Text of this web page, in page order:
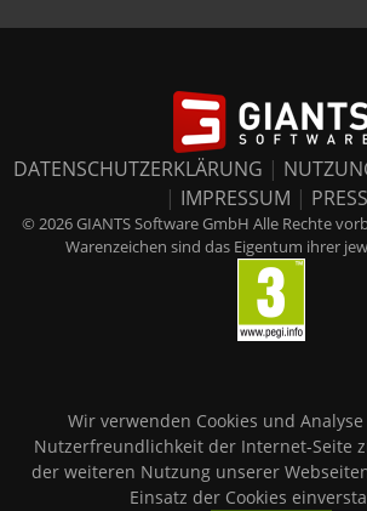
DATENSCHUTZERKLÄRUNG |
| IMPRESSUM |
© 2026 GIANTS Software GmbH Alle Rechte
Warenzeichen sind das Eigentum ihrer
Wir verwenden Cookies und
Nutzerfreundlichkeit der Internet-Seite
der weiteren Nutzung unserer
Einsatz der Cookies